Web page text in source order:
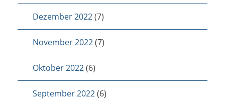
Dezember 2022(7)
November 2022(7)
Oktober 2022(6)
September 2022(6)